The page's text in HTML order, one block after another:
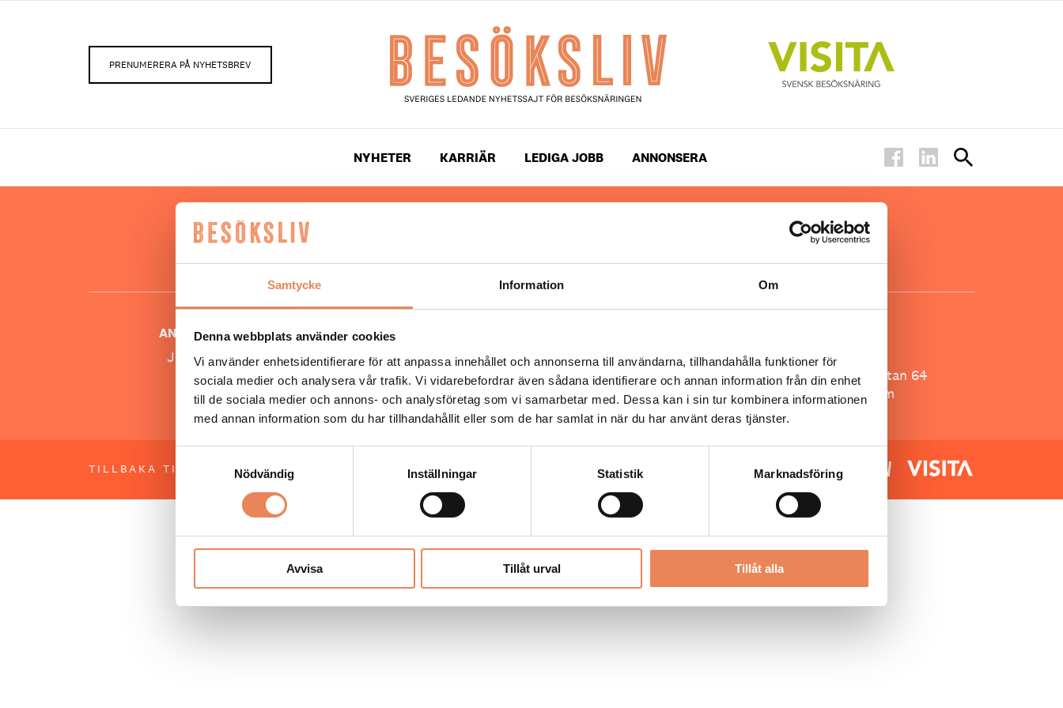
Samtycke Information Om
Denna webbplats använder cookies
Vi använder enhetsidentifierare för att anpassa innehållet och annonserna till användarna, tillhandahålla funktioner för
sociala medier och analysera vår trafik. Vi vidarebefordrar även sådana identifierare och annan information från din enhet
till de sociala medier och annons- och analysföretag som vi samarbetar med. Dessa kan i sin tur kombinera informationen
med annan information som du har tillhandahållit eller som de har samlat in när du har använt deras tjänster.
Nödvändig
Inställningar Statistik Marknadsföring
Avvisa Tillåt urval Tillåt alla
PRENUMERERA PÅ NYHETSBREV
NYHETER KARRIÄR LEDIGA JOBB ANNONSERA
Hos oss läser du landets mest uppdaterade nyheter och snackisar inom
besöksnäringen. Besöksliv i sin tryckta form är ett affärsmagasin för ägare
ANSVARIG UTGIVARE
Jonas Siljhammar
Allt material på besoksliv.se är skyddat
enligt lagen om upphovsrätt.
Besöksliv
Spoon, Brännkyrkagatan 64
118 23 Stockholm
TILLBAKA TILL TOPPEN OM BESÖKSLIV PRENUMERERA ANNONSERA